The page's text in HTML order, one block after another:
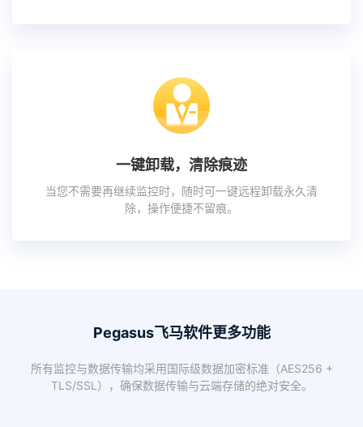
一键卸载，清除痕迹
当您不需要再继续监控时，随时可一键远程卸载永久清
除，操作便捷不留痕。
Pegasus飞马软件更多功能
所有监控与数据传输均采用国际级数据加密标准（AES256 +
TLS/SSL），确保数据传输与云端存储的绝对安全。